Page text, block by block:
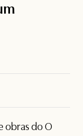
obras do O